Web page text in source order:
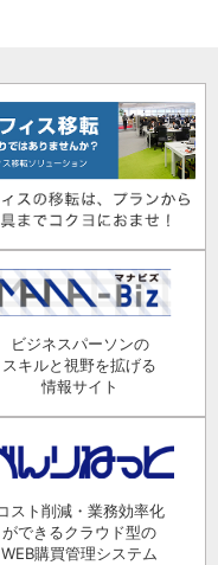
ビジネスパーソンの
スキルと視野を拡げる
情報サイト
スト削減・業務効率化
ができるクラウド型の
WEB購買管理システム